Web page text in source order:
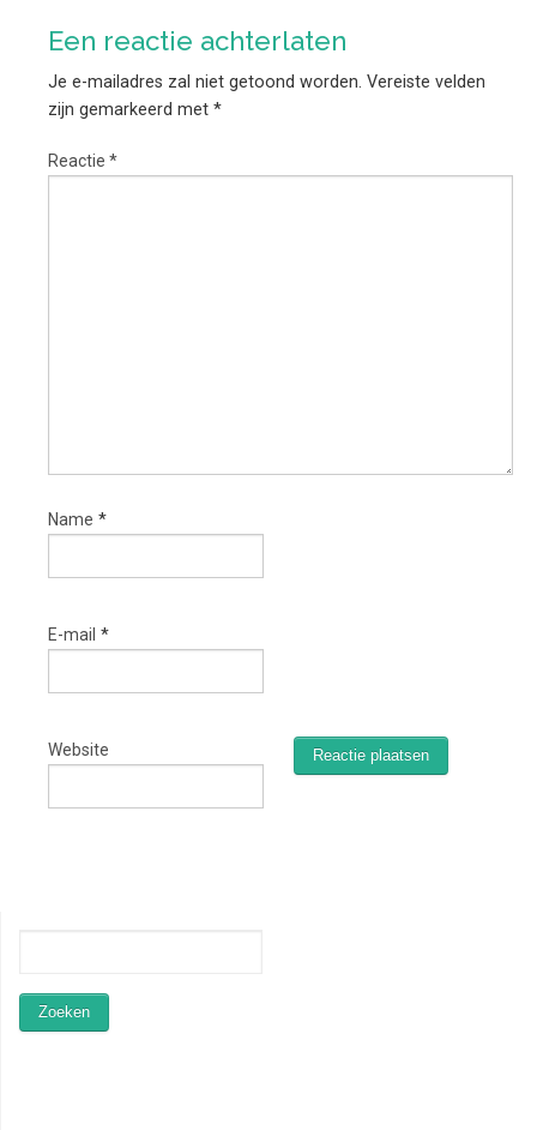
Een reactie achterlaten
Je e-mailadres zal niet getoond worden. Vereiste velden
zijn gemarkeerd met *
Reactie *
Name *
E-mail *
Website